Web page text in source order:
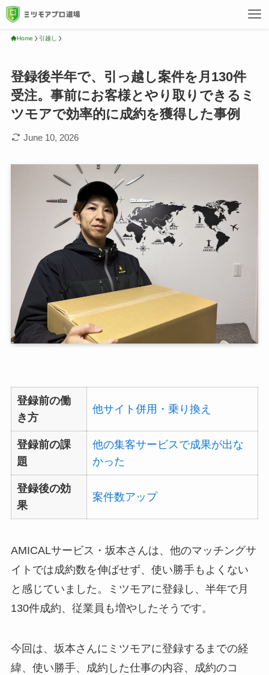
Home 引越し
登録後半年で、引っ越し案件を月130件
受注。事前にお客様とやり取りできるミ
ツモアで効率的に成約を獲得した事例
June 10, 2026
登録前の働
き方
他サイト併用・乗り換え
登録前の課
題
他の集客サービスで成果が出な
かった
登録後の効
果
案件数アップ
AMICALサービス・坂本さんは、他のマッチングサ
イトでは成約数を伸ばせず、使い勝手もよくない
と感じていました。ミツモアに登録し、半年で月
130件成約、従業員も増やしたそうです。
今回は、坂本さんにミツモアに登録するまでの経
緯、使い勝手、成約した仕事の内容、成約のコ